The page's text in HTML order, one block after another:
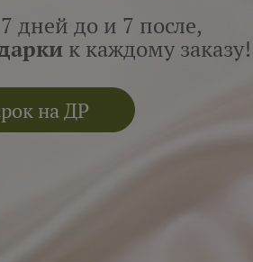
дней до и 7 после,
к каждому заказу!
на ДР